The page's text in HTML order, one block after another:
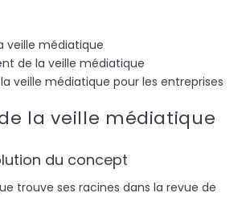
veille médiatique
de la veille médiatique
veille médiatique pour les entreprises
la veille médiatique
du concept
trouve ses racines dans la revue de